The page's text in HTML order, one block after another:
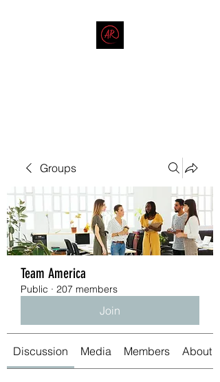
Groups
Team America
Public · 207 members
Join
Discussion Media Members About